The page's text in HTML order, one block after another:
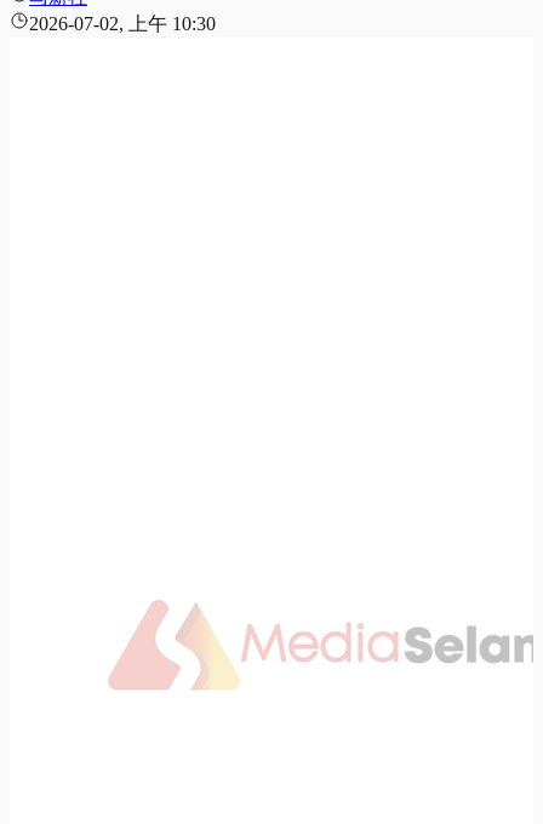
2026-07-02, 上午 10:30